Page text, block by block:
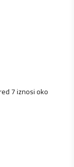
7 iznosi oko